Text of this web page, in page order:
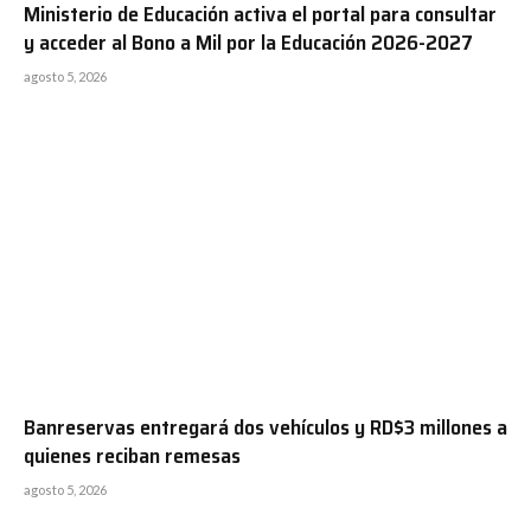
Ministerio de Educación activa el portal para consultar
y acceder al Bono a Mil por la Educación 2026-2027
agosto 5, 2026
Banreservas entregará dos vehículos y RD$3 millones a
quienes reciban remesas
agosto 5, 2026